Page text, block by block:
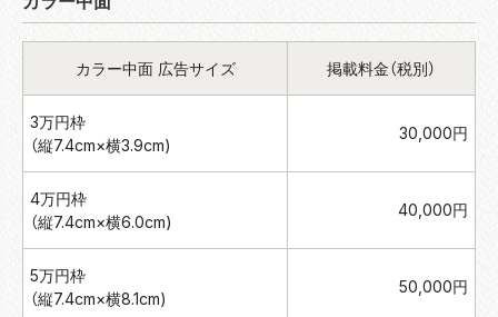
カラー中面 広告サイズ 掲載料金（税別）
3万円枠
（縦7.4cm×横3.9cm)
30,000円
4万円枠
（縦7.4cm×横6.0cm)
40,000円
5万円枠
（縦7.4cm×横8.1cm)
50,000円